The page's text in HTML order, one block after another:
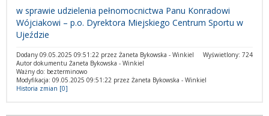
w sprawie udzielenia pełnomocnictwa Panu Konradowi
Wójciakowi – p.o. Dyrektora Miejskiego Centrum Sportu w
Ujeździe
Wyświetlony: 724
Dodany 09.05.2025 09:51:22 przez Żaneta Bykowska - Winkiel
Autor dokumentu Żaneta Bykowska - Winkiel
Ważny do: bezterminowo
Modyfikacja: 09.05.2025 09:51:22 przez Żaneta Bykowska - Winkiel
Historia zmian [0]